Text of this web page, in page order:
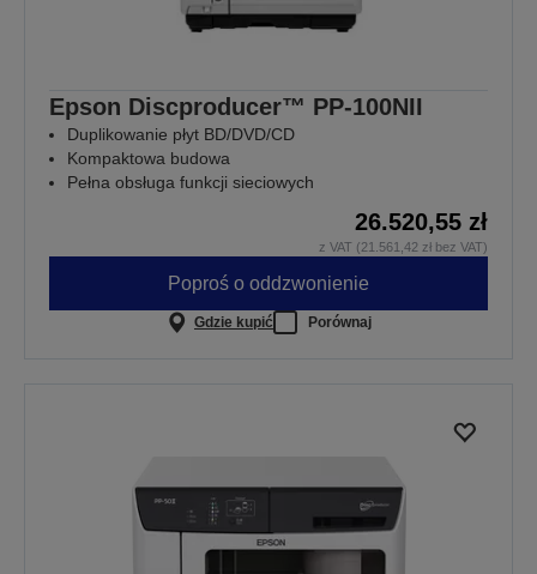
Epson Discproducer™ PP-100NII
Duplikowanie płyt BD/DVD/CD
Kompaktowa budowa
Pełna obsługa funkcji sieciowych
26.520,55 zł
z VAT (21.561,42 zł bez VAT)
Poproś o oddzwonienie
Gdzie kupić Porównaj